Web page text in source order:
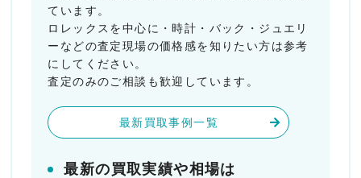
ています。
ロレックスを中心に・時計・バック・ジュエリ
ーなどの査定現場の価格感を知りたい方は参考
にしてください。
査定のみのご相談も歓迎しています。
最新買取事例一覧
最新の買取実績や相場は